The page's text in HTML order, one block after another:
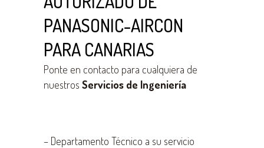
PANASONIC-AIRCON
PARA CANARIAS
Ponte en contacto para cualquiera de
nuestros Servicios de Ingeniería
– Departamento Técnico a su servicio